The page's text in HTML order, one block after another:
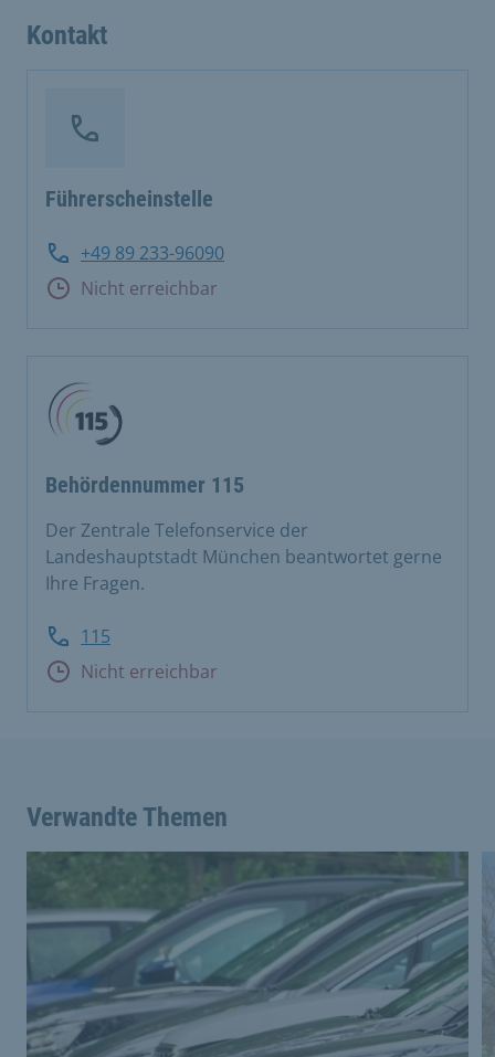
Kontakt
Führerscheinstelle
+49 89 233-96090
Nicht erreichbar
Behördennummer 115
Der Zentrale Telefonservice der
Landeshauptstadt München beantwortet gerne
Ihre Fragen.
115
Nicht erreichbar
Verwandte Themen